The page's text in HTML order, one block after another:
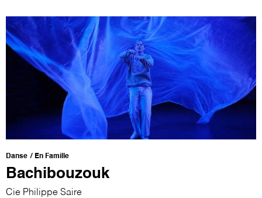
Danse En Famille
Bachibouzouk
Cie Philippe Saire